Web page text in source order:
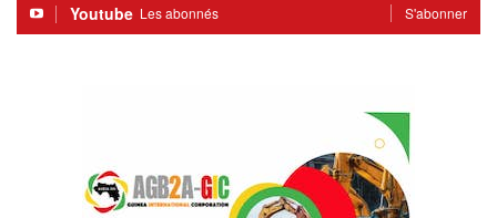
Youtube Les abonnés S'abonner